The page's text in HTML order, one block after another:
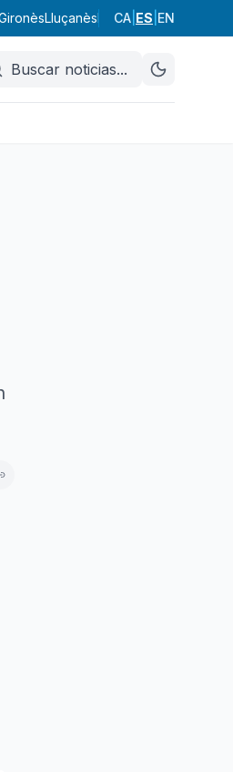
LluçanèsMaresme Moianès
CA ES EN
Buscar noticias...